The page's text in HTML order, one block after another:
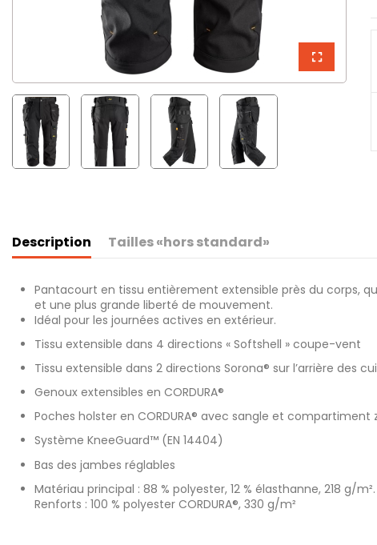
Description Tailles «hors standard»
Pantacourt en tissu entièrement extensible près du corps,
et une plus grande liberté de mouvement.
Idéal pour les journées actives en extérieur.
Tissu extensible dans 4 directions « Softshell » coupe-vent
Tissu extensible dans 2 directions Sorona® sur l’arrière des
Genoux extensibles en CORDURA®
Poches holster en CORDURA® avec sangle et compartiment
Système KneeGuard™ (EN 14404)
Bas des jambes réglables
Matériau principal : 88 % polyester, 12 % élasthanne, 218 g/
Renforts : 100 % polyester CORDURA®, 330 g/m²